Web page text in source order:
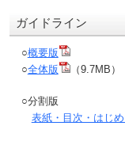
ガイドライン
○概要版
○全体版 （9.7MB）
○分割版
表紙・目次・はじ